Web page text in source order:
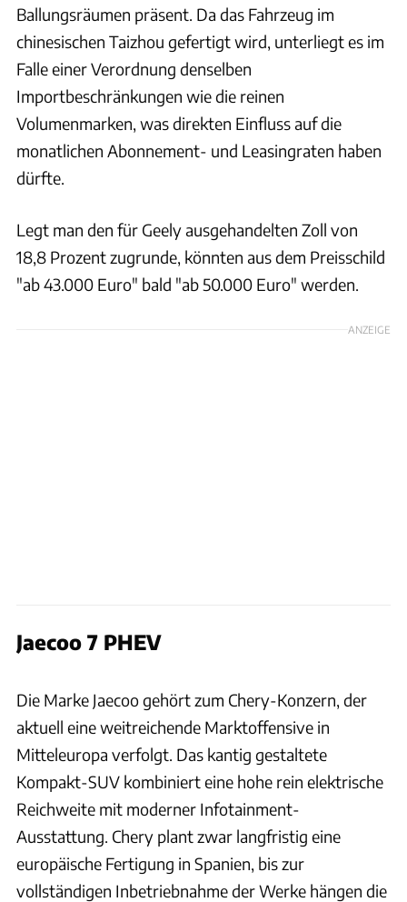
Ballungsräumen präsent. Da das Fahrzeug im
chinesischen Taizhou gefertigt wird, unterliegt es im
Falle einer Verordnung denselben
Importbeschränkungen wie die reinen
Volumenmarken, was direkten Einfluss auf die
monatlichen Abonnement- und Leasingraten haben
dürfte.
Legt man den für Geely ausgehandelten Zoll von
18,8 Prozent zugrunde, könnten aus dem Preisschild
"ab 43.000 Euro" bald "ab 50.000 Euro" werden.
ANZEIGE
Jaecoo 7 PHEV
Die Marke Jaecoo gehört zum Chery-Konzern, der
aktuell eine weitreichende Marktoffensive in
Mitteleuropa verfolgt. Das kantig gestaltete
Kompakt-SUV kombiniert eine hohe rein elektrische
Reichweite mit moderner Infotainment-
Ausstattung. Chery plant zwar langfristig eine
europäische Fertigung in Spanien, bis zur
vollständigen Inbetriebnahme der Werke hängen die